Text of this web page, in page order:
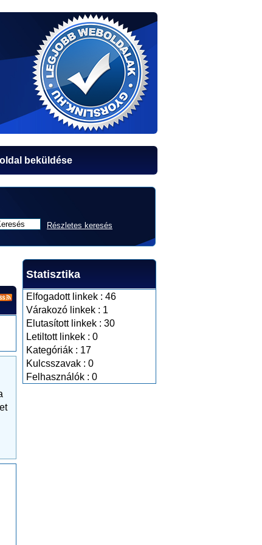
beküldése
Részletes keresés
Statisztika
Elfogadott linkek : 46
Várakozó linkek : 1
Elutasított linkek : 30
Letiltott linkek : 0
Kategóriák : 17
Kulcsszavak : 0
Felhasználók : 0